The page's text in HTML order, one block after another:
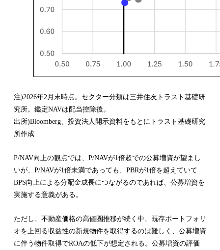
注)2026年2月末時点。セクター分類は三井住友トラスト基礎研
究所。鑑定NAVは配当控除後。
出所)Bloomberg、投資法人開示資料をもとにトラスト基礎研究
所作成
P/NAV向上の観点では、P/NAVが1倍超での公募増資が望まし
いが、P/NAVが1倍未満であっても、PBRが1倍を超えていて
BPS向上による分配金成長につながるのであれば、公募増資を
実施する意義がある。
ただし、不動産価格の高値圏推移が続く中、既存ポートフォリ
オを上回る収益性の新規物件を取得するのは難しく、公募増資
に伴う物件取得でROAの低下が想定される。公募増資の評価